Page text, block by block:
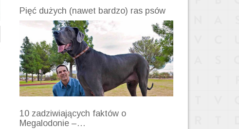
Pięć dużych (nawet bardzo) ras psów
10 zadziwiających faktów o
Megalodonie –…